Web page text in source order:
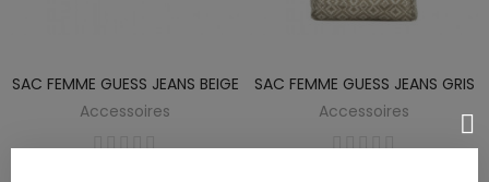
SAC FEMME GUESS JEANS BEIGE
Accessoires
SAC FEMME GUESS JEANS GRIS
Accessoires